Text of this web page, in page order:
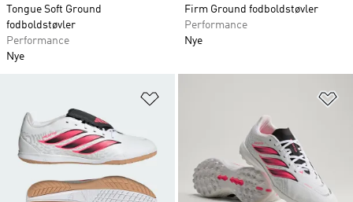
Tongue Soft Ground
fodboldstøvler
Performance
Nye
Firm Ground fodboldstøvler
Performance
Nye